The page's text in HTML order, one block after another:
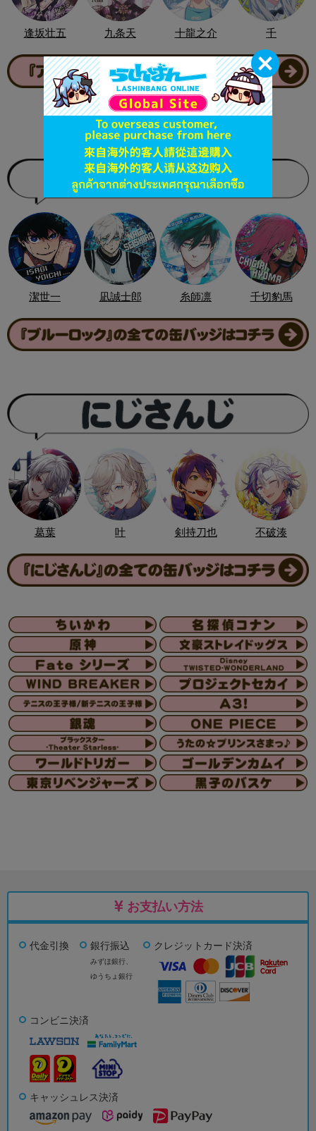
逢坂壮五 九条天 十龍之介 千
潔世一 凪誠士郎 糸師凛 千切豹馬
葛葉 叶 剣持刀也 不破湊
お支払い方法
代金引換 銀行振込
みずほ銀行、
ゆうちょ銀行
クレジットカード決済
コンビニ決済
キャッシュレス決済